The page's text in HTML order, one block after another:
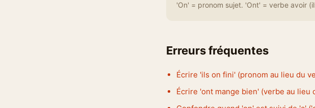
'On' = pronom sujet. 'Ont' = verbe avoir
Erreurs fréquentes
Écrire 'ils on fini' (pronom au lieu du
Écrire 'ont mange bien' (verbe au lieu